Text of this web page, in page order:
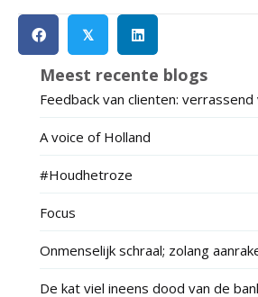
𝕏
Meest recente blogs
Feedback van clienten:
A voice of Holland
#Houdhetroze
Focus
Onmenselijk schraal; zolang
De kat viel ineens dood van de